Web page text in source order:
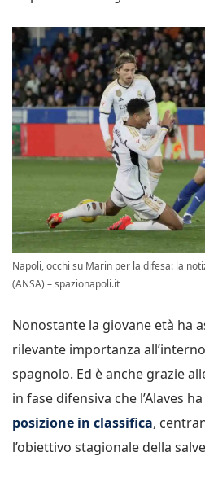
Napoli, occhi su Marin per la difesa: la
(ANSA) – spazionapoli.it
Nonostante la giovane età ha
rilevante importanza
spagnolo. Ed è anche grazie
in fase difensiva che l’Alaves
posizione in classifica,
l’obiettivo stagionale della